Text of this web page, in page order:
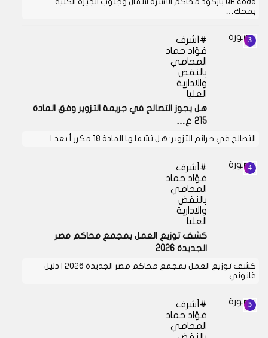
بمحك…
أشرف
فؤاد حماد
المحامي
بالنقض
والادارية
العليا
هل يجوز التصالح في جريمة التزوير وفق المادة
215 ع…
التصالح في جرائم التزوير: هل تشملها المادة 18 مكرر أ بعد ا…
أشرف
فؤاد حماد
المحامي
بالنقض
والادارية
العليا
كشف توزيع العمل بمجمع محاكم مصر
الجديدة 2026
كشف توزيع العمل بمجمع محاكم مصر الجديدة 2026 | دليل
قانوني …
أشرف
فؤاد حماد
المحامي